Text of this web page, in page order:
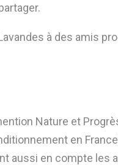
à des amis
Nature et
en
aussi en compte